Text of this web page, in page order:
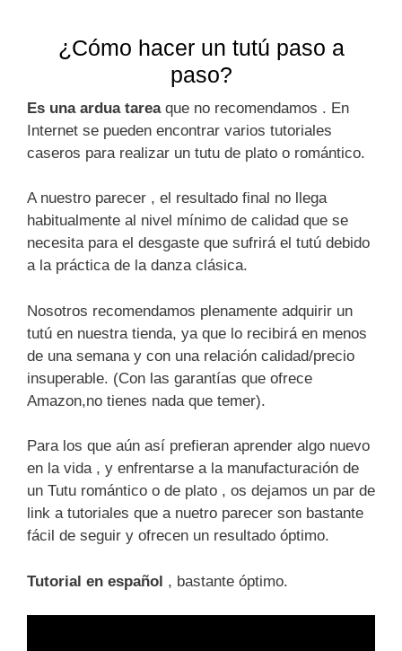
¿Cómo hacer un tutú paso a
paso?
Es una ardua tareaque no recomendamos . En
Internet se pueden encontrar varios tutoriales
caseros para realizar un tutu de plato o romántico.
A nuestro parecer , el resultado final no llega
habitualmente al nivel mínimo de calidad que se
necesita para el desgaste que sufrirá el tutú debido
a la práctica de la danza clásica.
Nosotros recomendamos plenamente adquirir un
tutú en nuestra tienda, ya que lo recibirá en menos
de una semana y con una relación calidad/precio
insuperable. (Con las garantías que ofrece
Amazon,no tienes nada que temer).
Para los que aún así prefieran aprender algo nuevo
en la vida , y enfrentarse a la manufacturación de
un Tutu romántico o de plato , os dejamos un par de
link a tutoriales que a nuetro parecer son bastante
fácil de seguir y ofrecen un resultado óptimo.
Tutorial en español , bastante óptimo.